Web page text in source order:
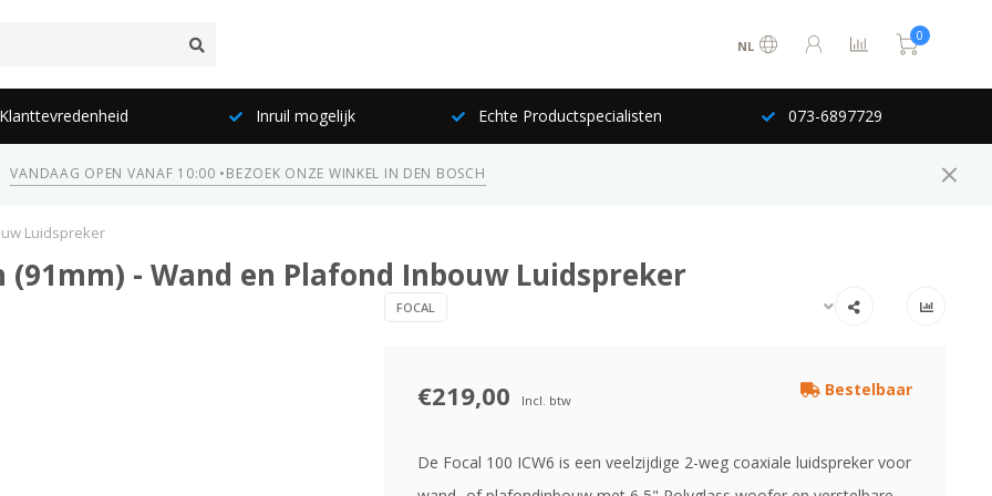
NL
0
Inruil mogelijk Echte Productspecialisten 073-6897729
VANDAAG OPEN VANAF 10:00 •BEZOEK ONZE WINKEL IN DEN BOSCH
Luidspreker
(91mm) - Wand en Plafond Inbouw Luidspreker
FOCAL
€219,00 Incl. btw
Bestelbaar
De Focal 100 ICW6 is een veelzijdige 2-weg coaxiale luidspreker voor